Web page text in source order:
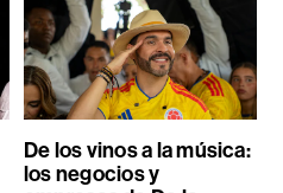
De los vinos a la música:
los negocios y